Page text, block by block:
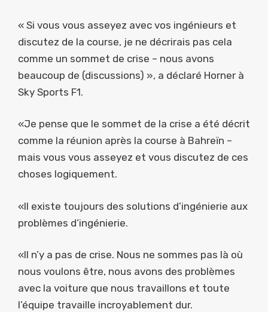
« Si vous vous asseyez avec vos ingénieurs et
discutez de la course, je ne décrirais pas cela
comme un sommet de crise – nous avons
beaucoup de (discussions) », a déclaré Horner à
Sky Sports F1.
«Je pense que le sommet de la crise a été décrit
comme la réunion après la course à Bahreïn –
mais vous vous asseyez et vous discutez de ces
choses logiquement.
«Il existe toujours des solutions d’ingénierie aux
problèmes d’ingénierie.
«Il n’y a pas de crise. Nous ne sommes pas là où
nous voulons être, nous avons des problèmes
avec la voiture que nous travaillons et toute
l’équipe travaille incroyablement dur.